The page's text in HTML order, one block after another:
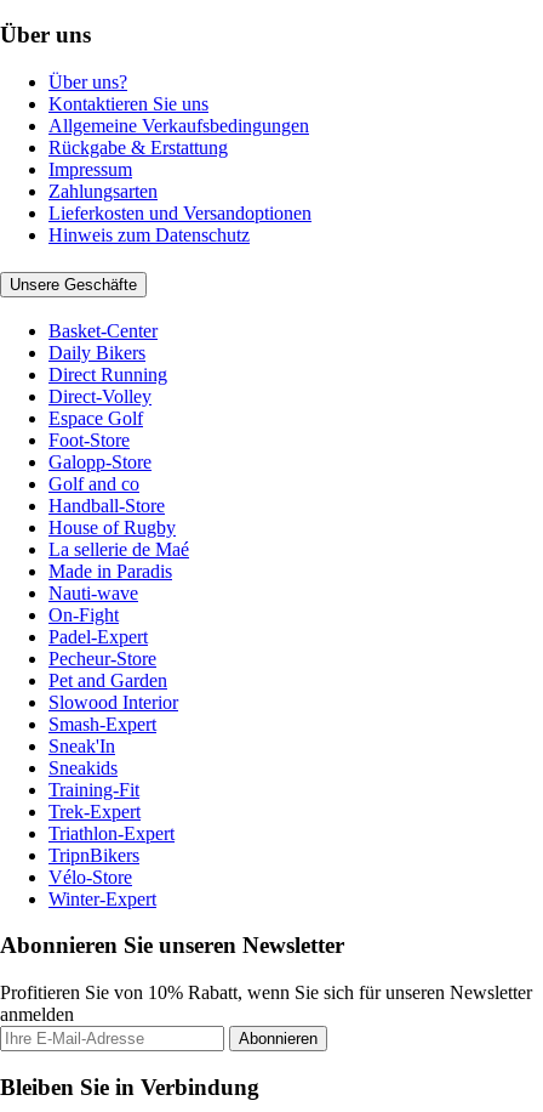
Über uns
Über uns?
Kontaktieren Sie uns
Allgemeine Verkaufsbedingungen
Rückgabe & Erstattung
Impressum
Zahlungsarten
Lieferkosten und Versandoptionen
Hinweis zum Datenschutz
Unsere Geschäfte
Basket-Center
Daily Bikers
Direct Running
Direct-Volley
Espace Golf
Foot-Store
Galopp-Store
Golf and co
Handball-Store
House of Rugby
La sellerie de Maé
Made in Paradis
Nauti-wave
On-Fight
Padel-Expert
Pecheur-Store
Pet and Garden
Slowood Interior
Smash-Expert
Sneak'In
Sneakids
Training-Fit
Trek-Expert
Triathlon-Expert
TripnBikers
Vélo-Store
Winter-Expert
Abonnieren Sie unseren Newsletter
Profitieren Sie von 10% Rabatt, wenn Sie sich für unseren Newsletter
anmelden
Abonnieren
Bleiben Sie in Verbindung